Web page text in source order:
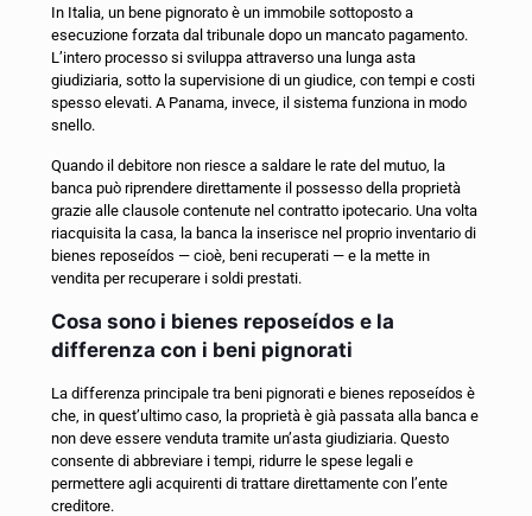
In Italia, un bene pignorato è un immobile sottoposto a
esecuzione forzata dal tribunale dopo un mancato pagamento.
L’intero processo si sviluppa attraverso una lunga asta
giudiziaria, sotto la supervisione di un giudice, con tempi e costi
spesso elevati. A Panama, invece, il sistema funziona in modo
snello.
Quando il debitore non riesce a saldare le rate del mutuo, la
banca può riprendere direttamente il possesso della proprietà
grazie alle clausole contenute nel contratto ipotecario. Una volta
riacquisita la casa, la banca la inserisce nel proprio inventario di
bienes reposeídos — cioè, beni recuperati — e la mette in
vendita per recuperare i soldi prestati.
Cosa sono i bienes reposeídos e la
differenza con i beni pignorati
La differenza principale tra beni pignorati e bienes reposeídos è
che, in quest’ultimo caso, la proprietà è già passata alla banca e
non deve essere venduta tramite un’asta giudiziaria. Questo
consente di abbreviare i tempi, ridurre le spese legali e
permettere agli acquirenti di trattare direttamente con l’ente
creditore.